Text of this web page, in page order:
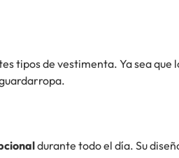
tipos de vestimenta. Ya sea que
durante todo el día. Su